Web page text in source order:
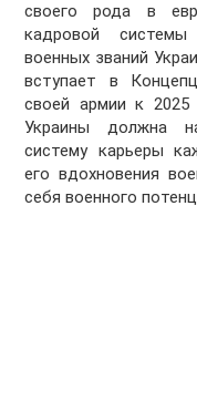
своего рода в
кадровой системы
военных званий
вступает в
своей армии к 2025
Украины должна
систему карьеры
его вдохновения
себя военного